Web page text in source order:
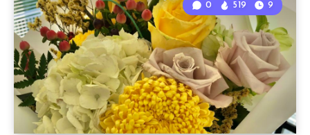
0 519 9